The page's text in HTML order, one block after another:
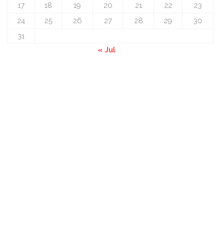
17
18 19 20 21 22
23
24
25 26 27 28 29
30
31
« Jul